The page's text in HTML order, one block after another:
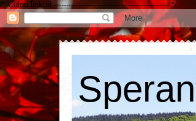
/* Culori linkuri ----------------------------------------------- */